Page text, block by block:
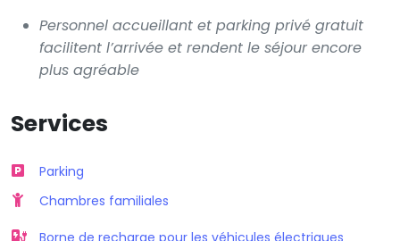
Personnel accueillant et parking privé gratuit
facilitent l’arrivée et rendent le séjour encore
plus agréable
Services
Parking
Chambres familiales
Borne de recharge pour les véhicules électriques